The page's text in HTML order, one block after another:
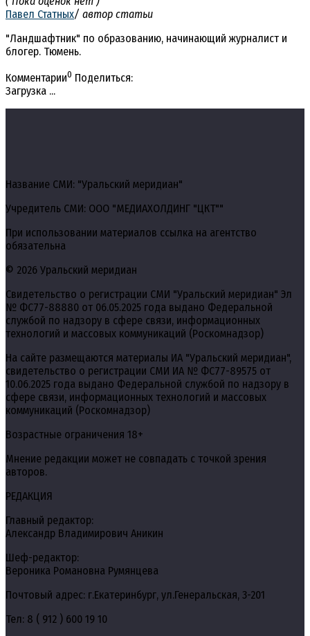
Павел Статных/ автор статьи
"Ландшафтник" по образованию, начинающий журналист и
блогер. Тюмень.
Комментарии0 Поделиться:
Загрузка ...
Название СМИ: "Уральский меридиан"
Учредитель СМИ: ООО "МЕДИАХОЛДИНГ "ЦКТ""
При использовании материалов ссылка на агентство
обязательна
© 2026 Уральский меридиан
Свидетельство о регистрации СМИ "Уральский меридиан" Эл
№ ФС77-88880 от 06.05.2025 года выдано Федеральной
службой по надзору в сфере связи, информационных
технологий и массовых коммуникаций (Роскомнадзор)
На сайте размещаются материалы ИА "Уральский меридиан",
свидетельство о регистрации СМИ ИА № ФС77-89575 от
10.06.2025 года выдано Федеральной службой по надзору в
сфере связи, информационных технологий и массовых
коммуникаций (Роскомнадзор)
Возрастные ограничения 18+
Мнение редакции может не совпадать с точкой зрения
авторов.
РЕДАКЦИЯ
Главный редактор:
Александр Владимирович Аникин
Шеф-редактор:
Вероника Романовна Румянцева
Почтовый адрес: г.Екатеринбург, ул.Генеральская, 3-201
Тел: 8 ( 912 ) 600 19 10